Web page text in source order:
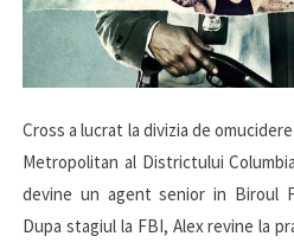
Cross a lucrat la divizia de
Metropolitan al Districtului
devine un agent senior in Biroul
Dupa stagiul la FBI, Alex revine la